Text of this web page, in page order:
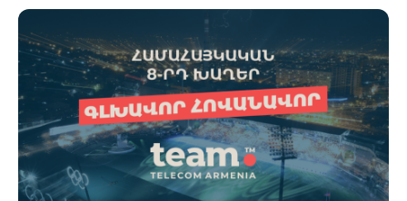
- the 1st month is free. A smartphone can also be
purchased on credit, starting from 1250 AMD per
month. Bank charges are added to the monthly fee.
Tariff terms are below. Prepaid package Teamtok.
Monthly fee: 2500 AMD 250minutes to RA, Artsakh,
USA and Canada, Beeline Russia and Tele2 mob